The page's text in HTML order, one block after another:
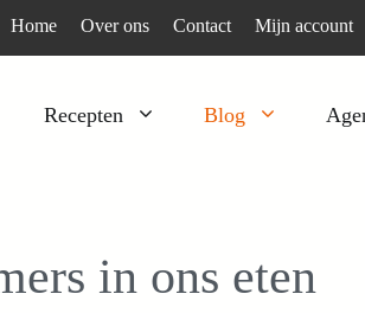
Home Over ons Contact Mijn account
Recepten Blog
Peulgroenten
in ons eten